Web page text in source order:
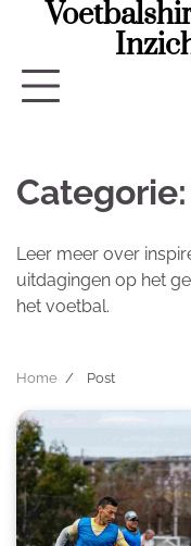
Categorie:
Leer meer over
uitdagingen op het
het voetbal.
Home Post